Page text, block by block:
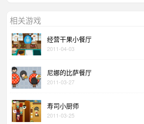
相关游戏
经营干果小餐厅
2011-04-03
尼娜的比萨餐厅
2011-03-27
寿司小厨师
2011-03-25